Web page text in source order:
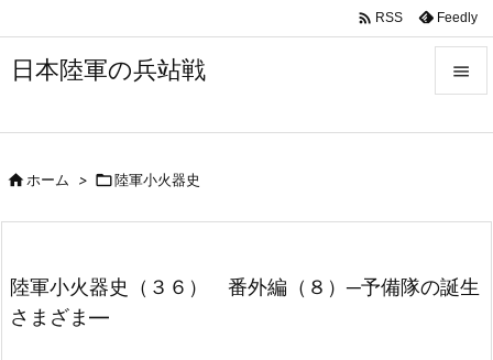
日本陸軍の兵站戦 


 RSS Feedly
ホーム > 陸軍小火器史
陸軍小火器史（３６） 番外編（８）─予備隊の誕生
さまざま―